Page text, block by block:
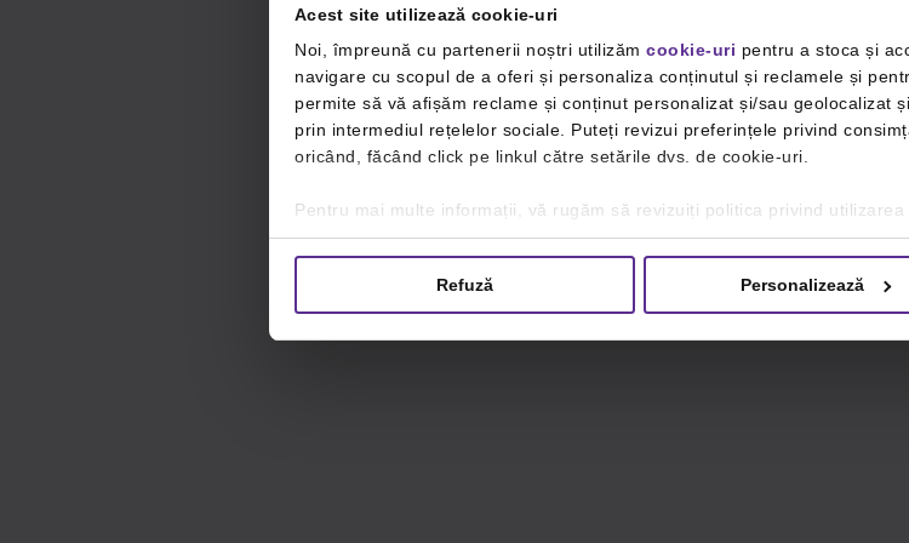
Acest site utilizează cookie-uri
Noi, împreună cu partenerii noștri utilizăm cookie-uri pentru a stoca și
navigare cu scopul de a oferi și personaliza conținutul și reclamele și
permite să vă afișăm reclame și conținut personalizat și/sau geolocalizat
prin intermediul rețelelor sociale. Puteți revizui preferințele privind
oricând, făcând click pe linkul către setările dvs. de cookie-uri.
Pentru mai multe informații, vă rugăm să revizuiți politica privind utilizarea
Refuză Personalizează